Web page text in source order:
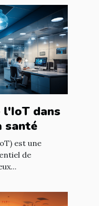
dans
santé
est une
de